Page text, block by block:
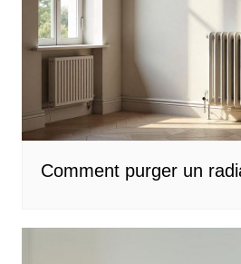
Comment purger un